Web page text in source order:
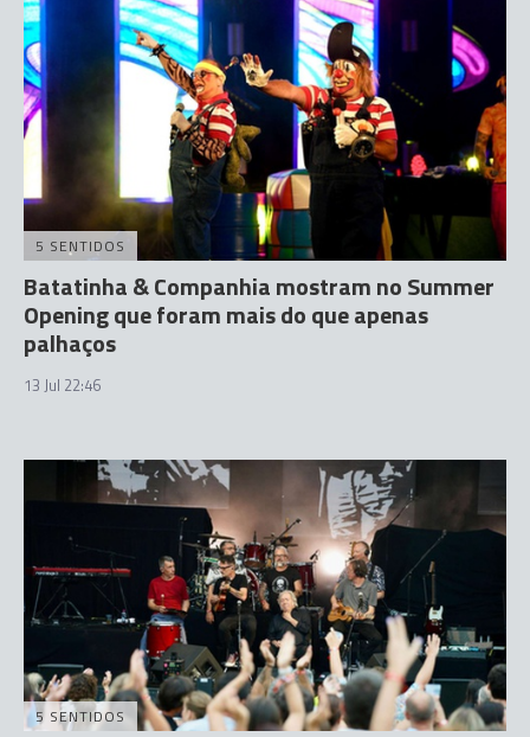
5 SENTIDOS
Batatinha & Companhia mostram no Summer
Opening que foram mais do que apenas
palhaços
13 Jul 22:46
5 SENTIDOS